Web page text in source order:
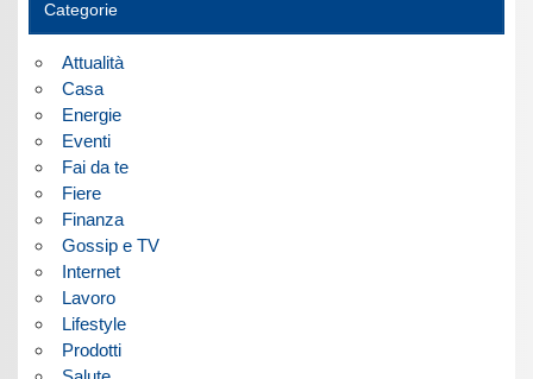
Categorie
Attualità
Casa
Energie
Eventi
Fai da te
Fiere
Finanza
Gossip e TV
Internet
Lavoro
Lifestyle
Prodotti